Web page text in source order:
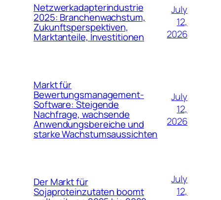
Netzwerkadapterindustrie
2025: Branchenwachstum,
Zukunftsperspektiven,
Marktanteile, Investitionen
July
12,
2026
Markt für
Bewertungsmanagement-
Software: Steigende
Nachfrage, wachsende
Anwendungsbereiche und
starke Wachstumsaussichten
July
12,
2026
Der Markt für
Sojaproteinzutaten boomt
July
12,